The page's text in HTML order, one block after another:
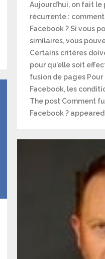
Aujourd’hui, on fait
récurrente :
Facebook ? Si vous
similaires, vous
Certains critères
pour qu’elle soit
fusion de pages
Facebook, les
The post Comment
Facebook ?